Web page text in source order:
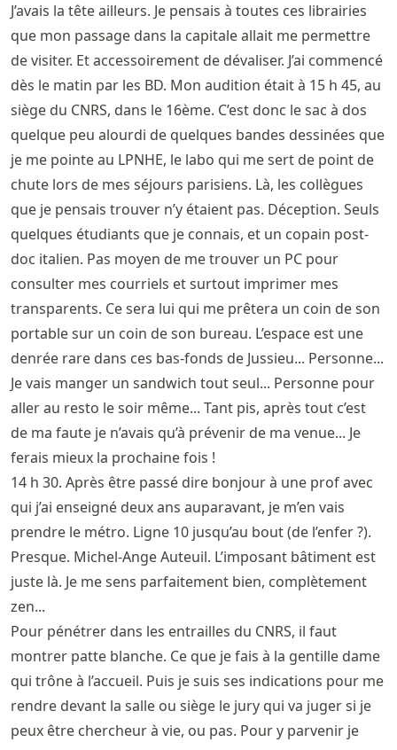
J’avais la tête ailleurs. Je pensais à toutes ces librairies
que mon passage dans la capitale allait me permettre
de visiter. Et accessoirement de dévaliser. J’ai commencé
dès le matin par les BD. Mon audition était à 15 h 45, au
siège du CNRS, dans le 16ème. C’est donc le sac à dos
quelque peu alourdi de quelques bandes dessinées que
je me pointe au LPNHE, le labo qui me sert de point de
chute lors de mes séjours parisiens. Là, les collègues
que je pensais trouver n’y étaient pas. Déception. Seuls
quelques étudiants que je connais, et un copain post-
doc italien. Pas moyen de me trouver un PC pour
consulter mes courriels et surtout imprimer mes
transparents. Ce sera lui qui me prêtera un coin de son
portable sur un coin de son bureau. L’espace est une
denrée rare dans ces bas-fonds de Jussieu... Personne...
Je vais manger un sandwich tout seul... Personne pour
aller au resto le soir même... Tant pis, après tout c’est
de ma faute je n’avais qu’à prévenir de ma venue... Je
ferais mieux la prochaine fois !
14 h 30. Après être passé dire bonjour à une prof avec
qui j’ai enseigné deux ans auparavant, je m’en vais
prendre le métro. Ligne 10 jusqu’au bout (de l’enfer ?).
Presque. Michel-Ange Auteuil. L’imposant bâtiment est
juste là. Je me sens parfaitement bien, complètement
zen...
Pour pénétrer dans les entrailles du CNRS, il faut
montrer patte blanche. Ce que je fais à la gentille dame
qui trône à l’accueil. Puis je suis ses indications pour me
rendre devant la salle ou siège le jury qui va juger si je
peux être chercheur à vie, ou pas. Pour y parvenir je